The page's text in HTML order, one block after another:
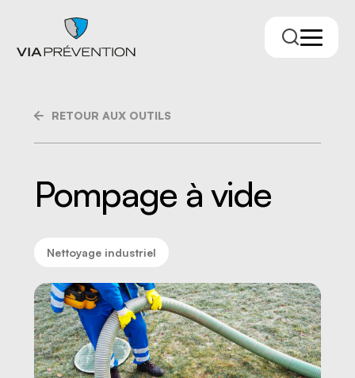
Trouver votre conseiller.ère
RMPPÉ
RETOUR AUX OUTILS
Pompage à vide
Nettoyage industriel